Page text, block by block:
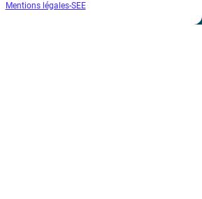
Mentions légales-SEE